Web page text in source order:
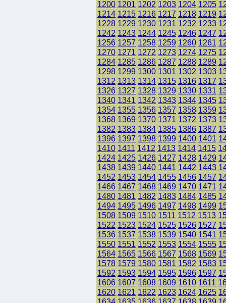
1200 1201 1202 1203 1204 1205
1214 1215 1216 1217 1218 1219
1228 1229 1230 1231 1232 1233
1242 1243 1244 1245 1246 1247
1256 1257 1258 1259 1260 1261
1270 1271 1272 1273 1274 1275
1284 1285 1286 1287 1288 1289
1298 1299 1300 1301 1302 1303
1312 1313 1314 1315 1316 1317
1326 1327 1328 1329 1330 1331
1340 1341 1342 1343 1344 1345
1354 1355 1356 1357 1358 1359
1368 1369 1370 1371 1372 1373
1382 1383 1384 1385 1386 1387
1396 1397 1398 1399 1400 1401
1410 1411 1412 1413 1414 1415
1424 1425 1426 1427 1428 1429
1438 1439 1440 1441 1442 1443
1452 1453 1454 1455 1456 1457
1466 1467 1468 1469 1470 1471
1480 1481 1482 1483 1484 1485
1494 1495 1496 1497 1498 1499
1508 1509 1510 1511 1512 1513
1522 1523 1524 1525 1526 1527
1536 1537 1538 1539 1540 1541
1550 1551 1552 1553 1554 1555
1564 1565 1566 1567 1568 1569
1578 1579 1580 1581 1582 1583
1592 1593 1594 1595 1596 1597
1606 1607 1608 1609 1610 1611
1620 1621 1622 1623 1624 1625